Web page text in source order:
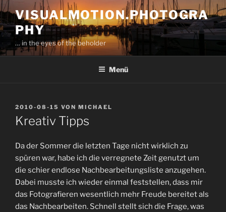
Zum
Inhalt
springen
VISUALMOTION.PHOTOGRA
PHY
… in the eyes of the beholder
Menü
VERÖFFENTLICHT
AM
2010-08-15 VON MICHAEL
Kreativ Tipps
Da der Sommer die letzten Tage nicht wirklich zu
spüren war, habe ich die verregnete Zeit genutzt um
die schier endlose Nachbearbeitungsliste anzugehen.
Dabei musste ich wieder einmal feststellen, dass mir
das Fotografieren wesentlich mehr Freude bereitet als
das Nachbearbeiten. Schnell stellt sich die Frage, was